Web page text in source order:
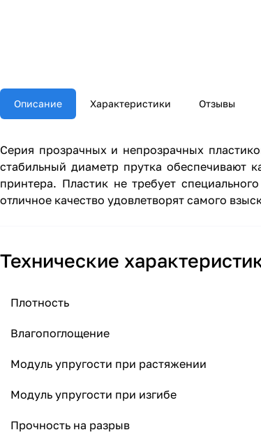
Описание Характеристики Отзывы
Серия прозрачных и непрозрачных
стабильный диаметр прутка обеспечивают
принтера. Пластик не требует
отличное качество удовлетворят самого
Технические
Плотность
Влагопоглощение
Модуль упругости при растяжении
Модуль упругости при изгибе
Прочность на разрыв